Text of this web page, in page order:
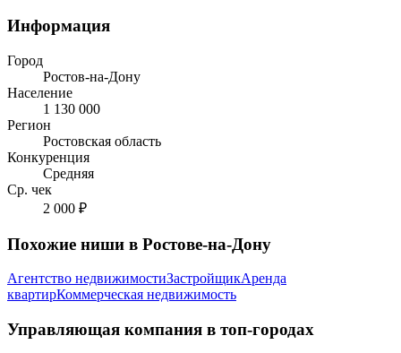
Информация
Город
Ростов-на-Дону
Население
1 130 000
Регион
Ростовская область
Конкуренция
Средняя
Ср. чек
2 000 ₽
Похожие ниши в Ростове-на-Дону
Агентство недвижимостиЗастройщикАренда
квартирКоммерческая недвижимость
Управляющая компания в топ-городах